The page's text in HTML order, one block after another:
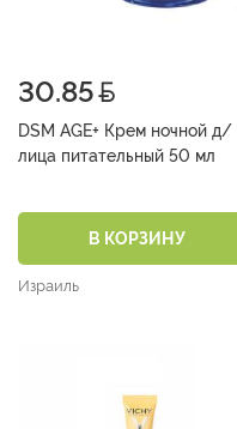
30.85
DSM AGE+ Крем ночной д/
лица питательный 50 мл
В КОРЗИНУ
Израиль